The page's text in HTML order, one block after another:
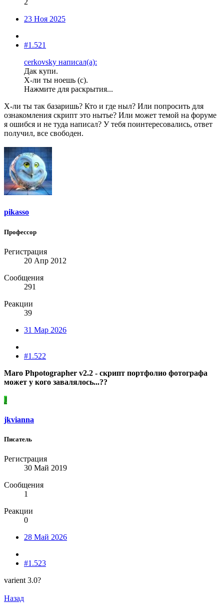
2
23 Ноя 2025
#1.521
cerkovsky написал(а):
Дак купи.
Х-ли ты ноешь (с).
Нажмите для раскрытия...
Х-ли ты так базаришь? Кто и где ныл? Или попросить для
ознакомления скрипт это нытье? Или может темой на форуме
я ошибся и не туда написал? У тебя поинтересовались, ответ
получил, все свободен.
pikasso
Профессор
Регистрация
20 Апр 2012
Сообщения
291
Реакции
39
31 Мар 2026
#1.522
Maro Phpotographer v2.2 - скрипт портфолио фотографа
может у кого завалялось...??
J
jkvianna
Писатель
Регистрация
30 Май 2019
Сообщения
1
Реакции
0
28 Май 2026
#1.523
varient 3.0?
Назад